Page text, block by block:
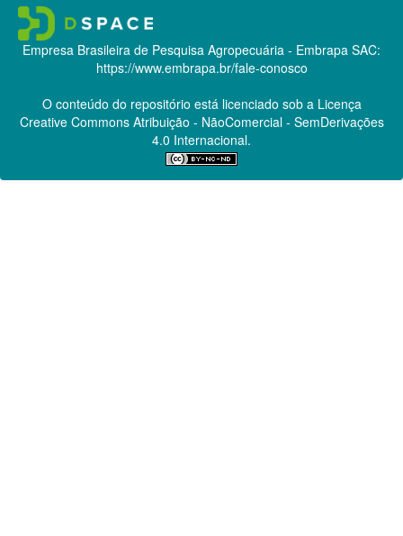
Empresa Brasileira de Pesquisa Agropecuária - Embrapa SAC:
https://www.embrapa.br/fale-conosco
O conteúdo do repositório está licenciado sob a Licença
Creative CommonsAtribuição - NãoComercial - SemDerivações
4.0 Internacional.